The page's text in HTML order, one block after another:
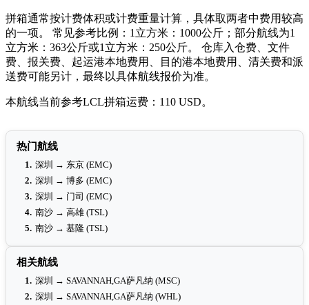
拼箱通常按计费体积或计费重量计算，具体取两者中费用较高
的一项。 常见参考比例：1立方米：1000公斤；部分航线为1
立方米：363公斤或1立方米：250公斤。 仓库入仓费、文件
费、报关费、起运港本地费用、目的港本地费用、清关费和派
送费可能另计，最终以具体航线报价为准。
本航线当前参考LCL拼箱运费：110 USD。
热门航线
1. 深圳 → 东京 (EMC)
2. 深圳 → 博多 (EMC)
3. 深圳 → 门司 (EMC)
4. 南沙 → 高雄 (TSL)
5. 南沙 → 基隆 (TSL)
相关航线
1. 深圳 → SAVANNAH,GA萨凡纳 (MSC)
2. 深圳 → SAVANNAH,GA萨凡纳 (WHL)